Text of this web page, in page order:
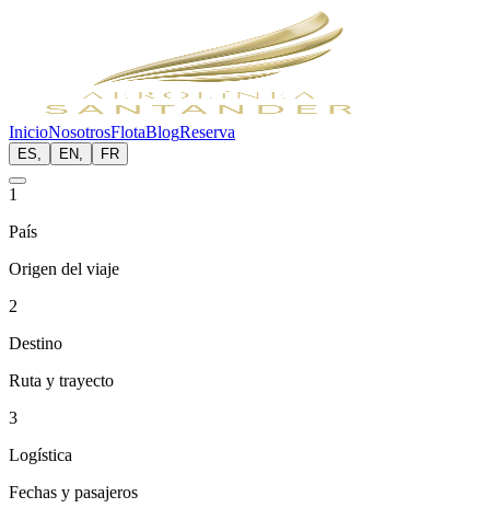
InicioNosotrosFlotaBlogReserva
ES, EN, FR
1
País
Origen del viaje
2
Destino
Ruta y trayecto
3
Logística
Fechas y pasajeros